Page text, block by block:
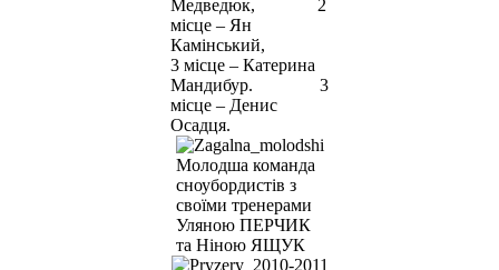
Медведюк, 2
місце – Ян
Камінський,
3 місце – Катерина
Мандибур. 3
місце – Денис
Осадця.
Молодша команда
сноубордистів з
своїми тренерами
Уляною ПЕРЧИК
та Ніною ЯЩУК